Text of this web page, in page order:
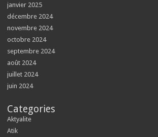
janvier 2025
décembre 2024
novembre 2024
octobre 2024
septembre 2024
août 2024
juillet 2024
juin 2024
Categories
Aktyalite
Atik